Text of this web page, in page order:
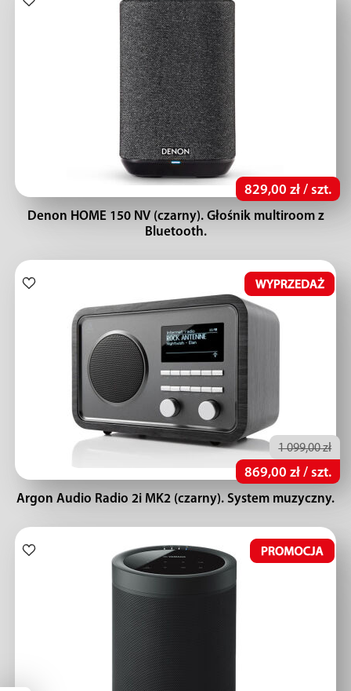
829,00 zł / szt.
Denon HOME 150 NV (czarny). Głośnik multiroom z
Bluetooth.
1 099,00 zł
869,00 zł / szt.
Argon Audio Radio 2i MK2 (czarny). System muzyczny.